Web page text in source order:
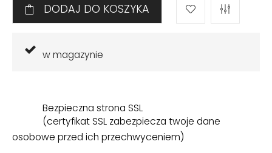
DODAJ DO KOSZYKA
w magazynie
Bezpieczna strona SSL
(certyfikat SSL zabezpiecza twoje dane
osobowe przed ich przechwyceniem)